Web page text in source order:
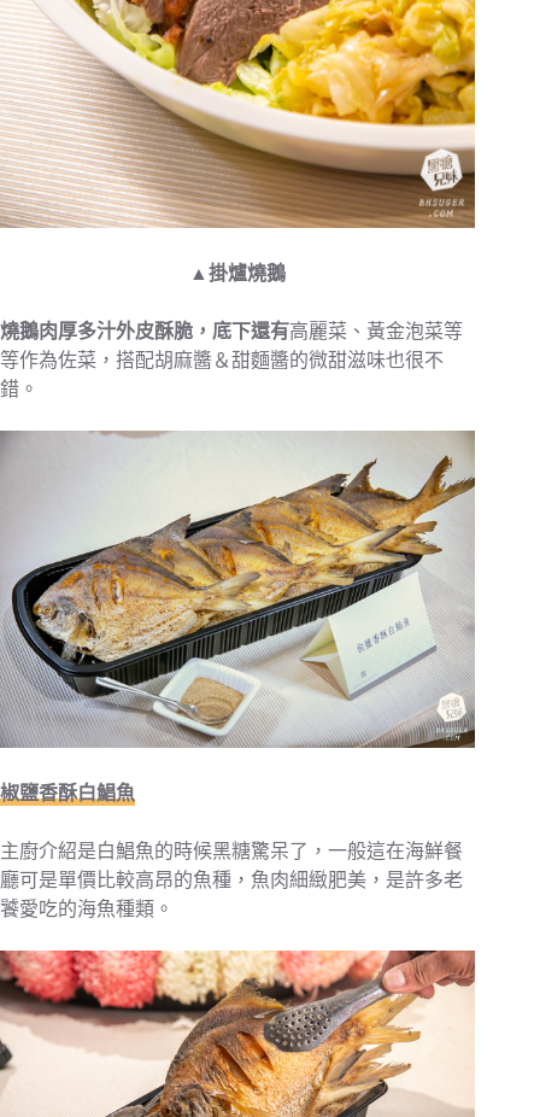
▲掛爐燒鵝
燒鵝肉厚多汁外皮酥脆，底下還有高麗菜、黃金泡菜等
等作為佐菜，搭配胡麻醬＆甜麵醬的微甜滋味也很不
錯。
椒鹽香酥白鯧魚
主廚介紹是白鯧魚的時候黑糖驚呆了，一般這在海鮮餐
廳可是單價比較高昂的魚種，魚肉細緻肥美，是許多老
饕愛吃的海魚種類。